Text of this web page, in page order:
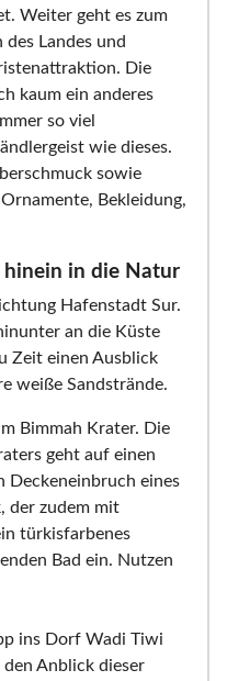
Weiter geht es zum
Landes und
Die
kaum ein anderes
so viel
wie dieses.
sowie
Bekleidung,
hinein in die Natur
Hafenstadt Sur.
an die Küste
Zeit einen Ausblick
weiße Sandstrände.
Bimmah Krater. Die
geht auf einen
Deckeneinbruch eines
der zudem mit
türkisfarbenes
Bad ein. Nutzen
ins Dorf Wadi Tiwi
den Anblick dieser